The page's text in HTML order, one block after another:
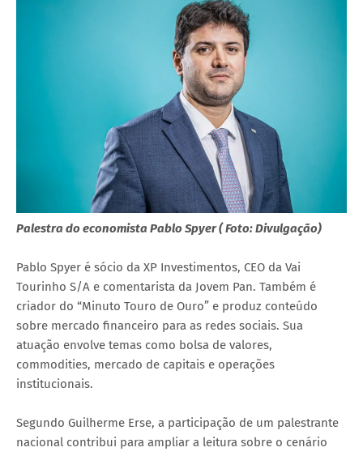
Palestra do economista Pablo Spyer ( Foto: Divulgação)
Pablo Spyer é sócio da XP Investimentos, CEO da Vai
Tourinho S/A e comentarista da Jovem Pan. Também é
criador do “Minuto Touro de Ouro” e produz conteúdo
sobre mercado financeiro para as redes sociais. Sua
atuação envolve temas como bolsa de valores,
commodities, mercado de capitais e operações
institucionais.
Segundo Guilherme Erse, a participação de um palestrante
nacional contribui para ampliar a leitura sobre o cenário